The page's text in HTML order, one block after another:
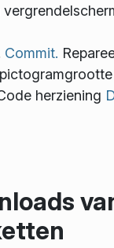
Commit.
herziening